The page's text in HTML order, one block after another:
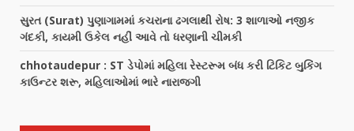
સુરત (Surat) પુણાગામમાં કચરાના ઢગલાથી રોષ: 3 શાળાઓ નજીક
ગંદકી, કાયમી ઉકેલ નહીં આવે તો ધરણાની ચીમકી
chhotaudepur : ST ડેપોમાં મહિલા રેસ્ટરૂમ બંધ કરી ટિકિટ બુકિંગ
કાઉન્ટર શરૂ, મહિલાઓમાં ભારે નારાજગી